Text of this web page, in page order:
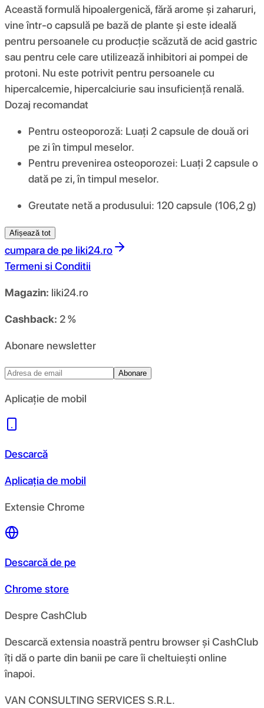
Această formulă hipoalergenică, fără arome și zaharuri,
vine într-o capsulă pe bază de plante și este ideală
pentru persoanele cu producție scăzută de acid gastric
sau pentru cele care utilizează inhibitori ai pompei de
protoni. Nu este potrivit pentru persoanele cu
hipercalcemie, hipercalciurie sau insuficiență renală.
Dozaj recomandat
Pentru osteoporoză: Luați 2 capsule de două ori
pe zi în timpul meselor.
Pentru prevenirea osteoporozei: Luați 2 capsule o
dată pe zi, în timpul meselor.
Greutate netă a produsului: 120 capsule (106,2 g)
Afișează tot
cumpara de pe liki24.ro
Termeni si Conditii
Magazin: liki24.ro
Cashback: 2 %
Abonare newsletter
Abonare
Aplicație de mobil
Descarcă
Aplicația de mobil
Extensie Chrome
Descarcă de pe
Chrome store
Despre CashClub
Descarcă extensia noastră pentru browser și CashClub
îți dă o parte din banii pe care îi cheltuiești online
înapoi.
VAN CONSULTING SERVICES S.R.L.